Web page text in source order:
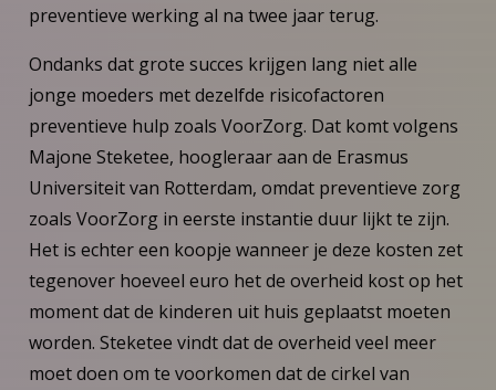
preventieve werking al na twee jaar terug.
Ondanks dat grote succes krijgen lang niet alle
jonge moeders met dezelfde risicofactoren
preventieve hulp zoals VoorZorg. Dat komt volgens
Majone Steketee, hoogleraar aan de Erasmus
Universiteit van Rotterdam, omdat preventieve zorg
zoals VoorZorg in eerste instantie duur lijkt te zijn.
Het is echter een koopje wanneer je deze kosten zet
tegenover hoeveel euro het de overheid kost op het
moment dat de kinderen uit huis geplaatst moeten
worden. Steketee vindt dat de overheid veel meer
moet doen om te voorkomen dat de cirkel van